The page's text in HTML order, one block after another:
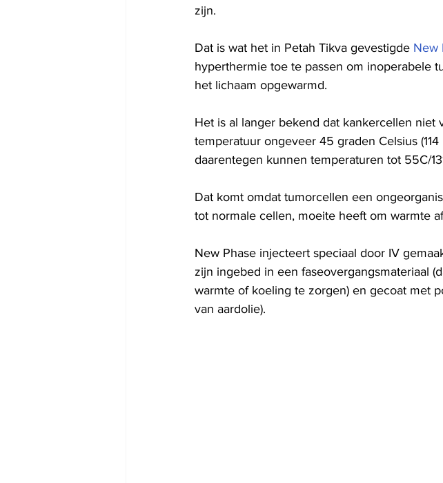
zijn.
Dat is wat het in Petah Tikva gevestigde New
hyperthermie toe te passen om inoperabele
het lichaam opgewarmd.
Het is al langer bekend dat kankercellen
temperatuur ongeveer 45 graden Celsius
daarentegen kunnen temperaturen tot 55C/
Dat komt omdat tumorcellen een
tot normale cellen, moeite heeft om warmte
New Phase injecteert speciaal door IV
zijn ingebed in een faseovergangsmateriaal
warmte of koeling te zorgen) en gecoat met
van aardolie).